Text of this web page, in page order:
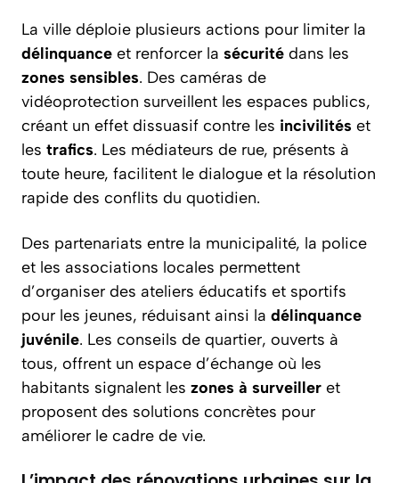
La ville déploie plusieurs actions pour limiter la
délinquance et renforcer la sécurité dans les
zones sensibles. Des caméras de
vidéoprotection surveillent les espaces publics,
créant un effet dissuasif contre les incivilités et
les trafics. Les médiateurs de rue, présents à
toute heure, facilitent le dialogue et la résolution
rapide des conflits du quotidien.
Des partenariats entre la municipalité, la police
et les associations locales permettent
d’organiser des ateliers éducatifs et sportifs
pour les jeunes, réduisant ainsi la délinquance
juvénile. Les conseils de quartier, ouverts à
tous, offrent un espace d’échange où les
habitants signalent les zones à surveiller et
proposent des solutions concrètes pour
améliorer le cadre de vie.